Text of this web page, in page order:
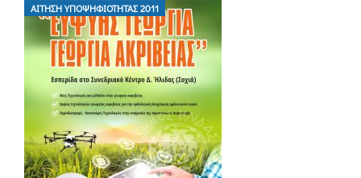
Ειδική
Πληροφόρηση
Προγράμματα
Χρηματοδότησης
Επικοινωνία
ΑΊΤΗΣΗ ΥΠΟΨΗΦΙΌΤΗΤΑΣ 2011